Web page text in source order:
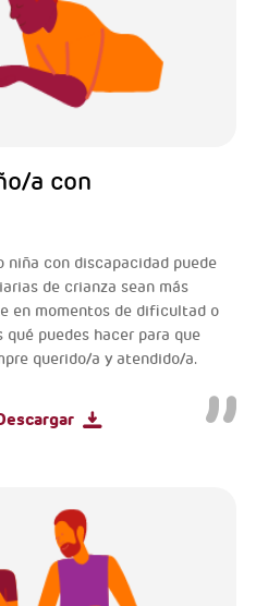
a con
niña con discapacidad puede
de crianza sean más
en momentos de dificultad o
puedes hacer para que
querido/a y atendido/a.